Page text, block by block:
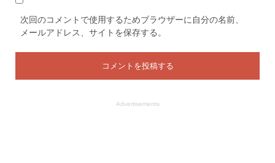
次回のコメントで使用するためブラウザーに自分の名前、
メールアドレス、サイトを保存する。
Advertisements